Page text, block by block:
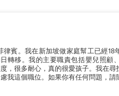
賓。我在新加坡做家庭幫工已經18
轉移。我的主要職責包括嬰兒照顧
，很多耐心，真的很愛孩子。我在尋
我這個職位。如果你有任何問題，請